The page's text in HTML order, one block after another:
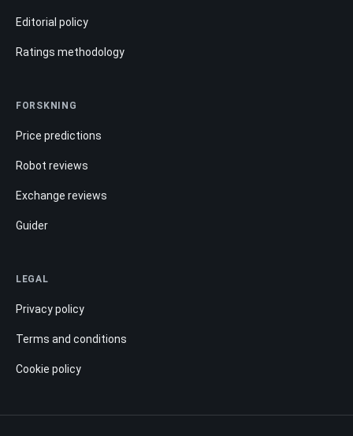
Editorial policy
Ratings methodology
FORSKNING
Price predictions
Robot reviews
Exchange reviews
Guider
LEGAL
Privacy policy
Terms and conditions
Cookie policy